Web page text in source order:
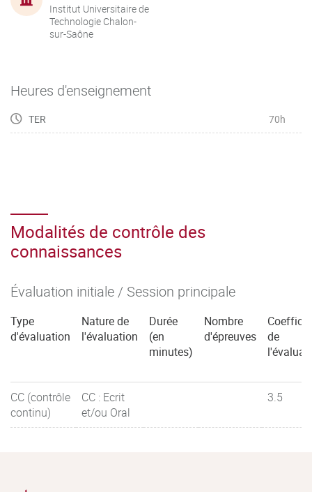
Institut Universitaire de
Technologie Chalon-
sur-Saône
Heures d'enseignement
TER 70h
Modalités de contrôle des
connaissances
Évaluation initiale / Session principale
Type
d'évaluation
Nature de
l'évaluation
Durée
(en
minutes)
Nombre
d'épreuves
de
CC (contrôle
continu)
CC : Ecrit
et/ou Oral
3.5